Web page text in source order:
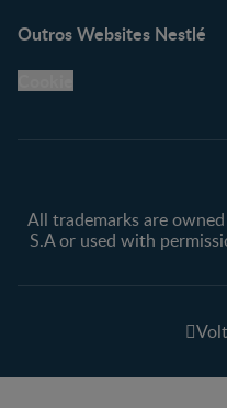
Outros Websites Nestlé
All trademarks are
S.A or used with